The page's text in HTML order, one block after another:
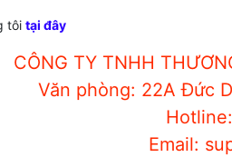
tôi tại đây
CÔNG TY TNHH
Văn phòng: 22A Đức
Email: